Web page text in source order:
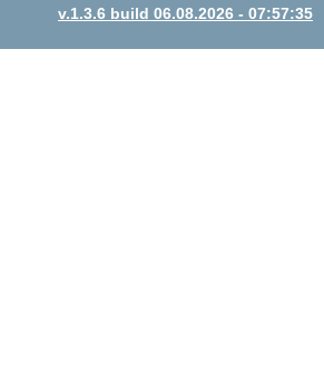
v.1.3.6 build 06.08.2026 - 07:57:35